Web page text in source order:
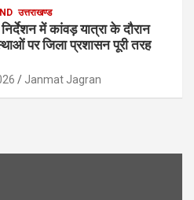
उत्तराखण्ड
में कांवड़ यात्रा के दौरान
पर जिला प्रशासन पूरी तरह
Janmat Jagran